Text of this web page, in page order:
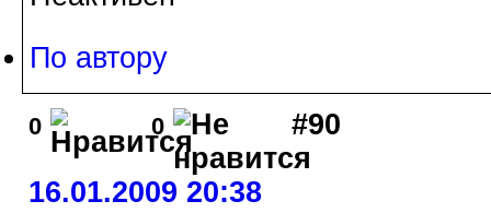
По автору
0 0 #90
16.01.2009 20:38